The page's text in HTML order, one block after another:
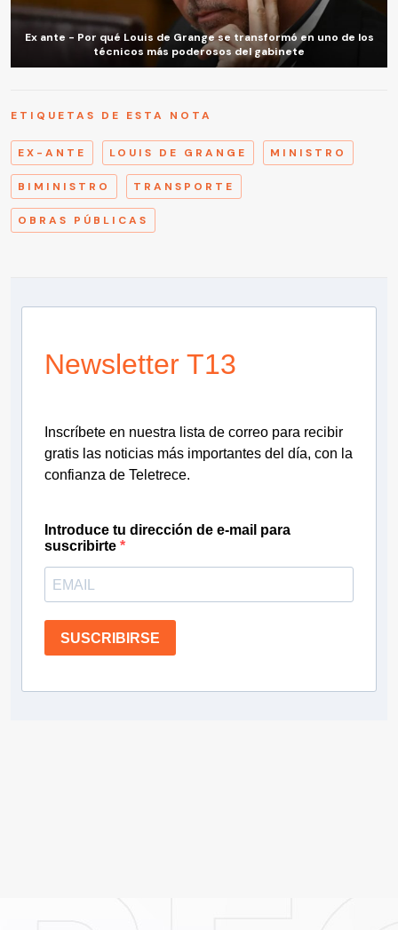
Ex ante - Por qué Louis de Grange se transformó en uno de los
técnicos más poderosos del gabinete
ETIQUETAS DE ESTA NOTA
EX-ANTE LOUIS DE GRANGE MINISTRO
BIMINISTRO TRANSPORTE
OBRAS PÚBLICAS
Newsletter T13
Inscríbete en nuestra lista de correo para recibir
gratis las noticias más importantes del día, con la
confianza de Teletrece.
Introduce tu dirección de e-mail para
suscribirte
SUSCRIBIRSE